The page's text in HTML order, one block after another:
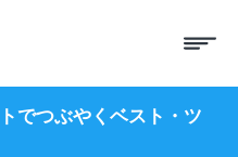
メ
でつぶやくベスト・ツ